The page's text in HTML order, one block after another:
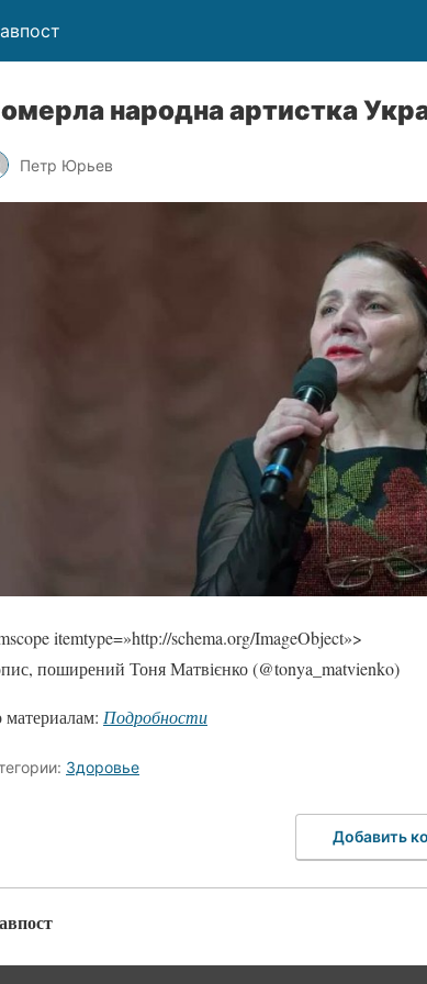
народна артистка
Петр Юрьев
itemtype=»http://schema.org/ImageObject»>
поширений Тоня Матвієнко (@tonya_matvienko)
Подробности
Здоровье
Добавить